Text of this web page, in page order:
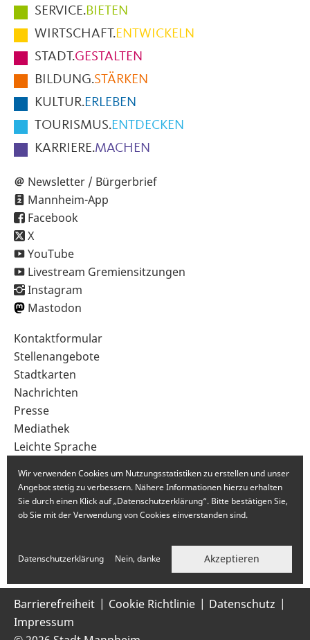
Hauptmenüpunkte
im
Fußbereich
der
Seite
SERVICE.BIETEN
WIRTSCHAFT.ENTWICKELN
STADT.GESTALTEN
BILDUNG.STÄRKEN
KULTUR.ERLEBEN
TOURISMUS.ENTDECKEN
KARRIERE.MACHEN
Newsletter / Bürgerbrief
Mannheim-App
Facebook
X
YouTube
Livestream Gremiensitzungen
Instagram
Mastodon
Sekundärnavigation
im
Fußbereich
Kontaktformular
Stellenangebote
Stadtkarten
Nachrichten
Presse
Mediathek
Leichte Sprache
Barrierefreiheit Cookie Richtlinie
Datenschutz
Impressum
Wir verwenden Cookies um Nutzungsstatistiken zu erstellen und unser
Angebot stetig zu verbessern. Nähere Informationen hierzu erhalten
Sie durch einen Klick auf „Datenschutzerklärung“. Bitte bestätigen Sie,
ob Sie mit der Verwendung von Cookies einverstanden sind.
Datenschutzerklärung Nein, danke Akzeptieren